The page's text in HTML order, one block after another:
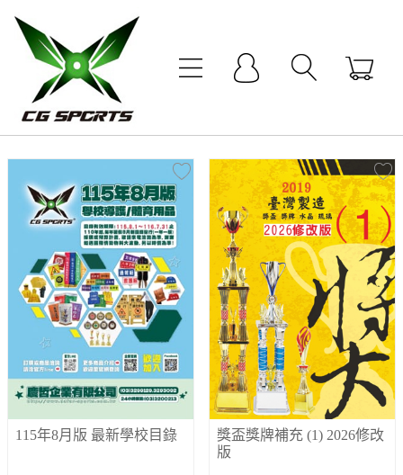
115年8月版 最新學校目錄
獎盃獎牌補充 (1) 2026修改
版